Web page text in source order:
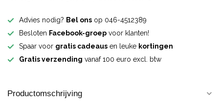
Advies nodig? Bel ons op 046-4512389
Besloten Facebook-groep voor klanten!
Spaar voor gratis cadeaus en leuke kortingen
Gratis verzending vanaf 100 euro excl. btw
Productomschrijving